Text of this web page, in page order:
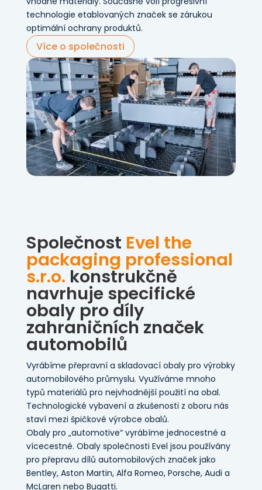
technologie etablovaných značek se zárukou
optimální ochrany produktů.
Více o společnosti
Společnost Evel the
packaging professional
s.r.o. konstrukčně
navrhuje specifické
obaly pro díly
zahraničních značek
automobilů
Vyrábíme přepravní a skladovací obaly pro výrobky
automobilového průmyslu. Využíváme mnoho
typů materiálů pro nejvhodnější použití na obal.
Technologické vybavení a zkušenosti z oboru nás
staví mezi špičkové výrobce obalů.
Obaly pro „automotive“ vyrábíme jednocestné a
vícecestné. Obaly společnosti Evel jsou používány
pro přepravu dílů automobilových značek jako
Bentley, Aston Martin, Alfa Romeo, Porsche, Audi a
McLaren nebo Bugatti.